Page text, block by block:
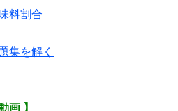
料割合
集を解く
画 】